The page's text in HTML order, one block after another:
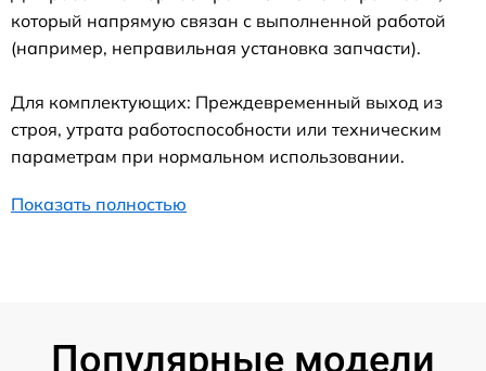
который напрямую связан с выполненной работой
(например, неправильная установка запчасти).
Для комплектующих: Преждевременный выход из
строя, утрата работоспособности или техническим
параметрам при нормальном использовании.
Показать полностью
Популярные модели